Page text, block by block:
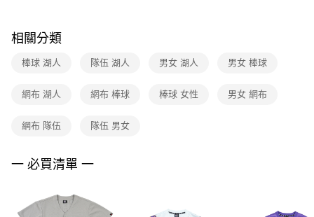
※ 交易是否成功請以「AFTEE先享後付 」之結帳頁面顯示為準，若有關於
是否繳費成功／繳費後需取消欲退款等相關疑問，請聯繫「AFTEE先享後付
客戶支援中心」
https://netprotections.freshdesk.com/support/home
１．透過由恩沛科技股份有限公司提供之「AFTEE先享後付」服務完成之交
權轉讓予恩沛科技股份有限公司。
３．未成年的使用者請事先徵得法定代理人或監護人之同意方可使用
「AFTEE先享後付」，若未經同意申辦者引起之損失，本公司不負相關責
４．使用「AFTEE先享後付」時，將依據個別帳號之用戶狀況，依本公司即
時審查核予不同之上限額度；若仍有額度不足之情形，本公司將視審查結果
相關分類
棒球 湖人 隊伍 湖人 男女 湖人 男女 棒球
網布 湖人 網布 棒球 棒球 女性 男女 網布
網布 隊伍 隊伍 男女
一 必買清單 一